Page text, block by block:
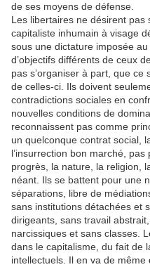
de ses moyens de défense.
Les libertaires ne désirent pas
capitaliste inhumain à visage
sous une dictature imposée
d’objectifs différents de ceux
pas s’organiser à part, que
de celles-ci. Ils doivent
contradictions sociales en
nouvelles conditions de
reconnaissent pas comme
un quelconque contrat social,
l’insurrection bon marché,
progrès, la nature, la religion,
néant. Ils se battent pour une
séparations, libre de
sans institutions détachées et
dirigeants, sans travail
narcissiques et sans classes.
dans le capitalisme, du fait de
intellectuels. Il en va de